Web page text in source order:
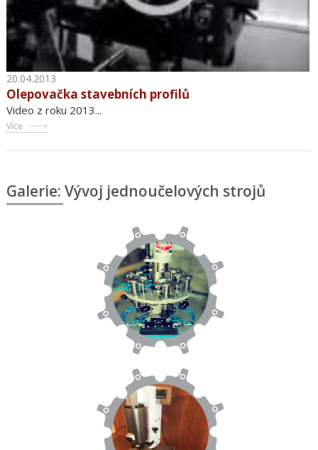
20.04.2013
Olepovačka stavebních profilů
Video z roku 2013...
Více
Galerie: Vývoj jednoučelových strojů